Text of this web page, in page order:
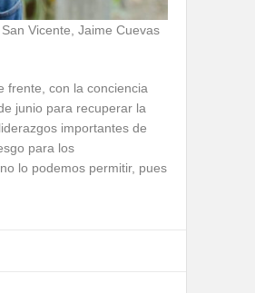
Vicente, Jaime Cuevas
frente, con la conciencia
junio para recuperar la
importantes de
para los
lo podemos permitir, pues